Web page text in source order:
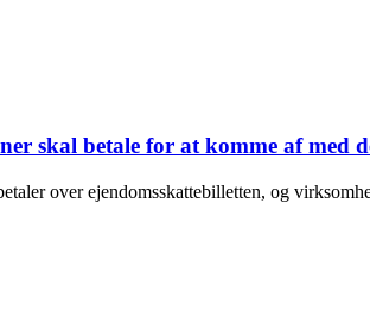
skal betale for at komme af med
over ejendomsskattebilletten, og